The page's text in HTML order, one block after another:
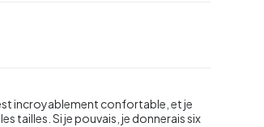
incroyablement confortable, et je
tailles. Si je pouvais, je donnerais six